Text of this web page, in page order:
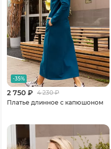
-35%
2 750 ₽ 4 230₽
Платье длинное с капюшоном